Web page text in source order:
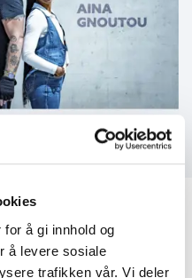
å gi innhold og
å levere sosiale
trafikken vår. Vi deler